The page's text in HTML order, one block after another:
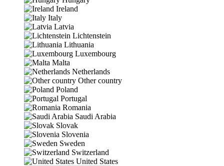
Ireland
Italy
Latvia
Lichtenstein
Lithuania
Luxembourg
Malta
Netherlands
Other country
Poland
Portugal
Romania
Saudi Arabia
Slovak
Slovenia
Sweden
Switzerland
United States